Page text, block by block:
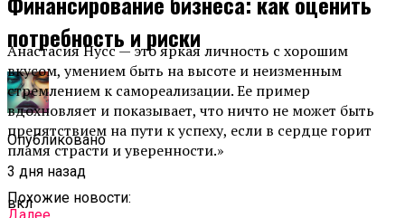
Анастасия Нусс — это яркая личность с хорошим
вкусом, умением быть на высоте и неизменным
стремлением к самореализации. Ее пример
вдохновляет и показывает, что ничто не может быть
препятствием на пути к успеху, если в сердце горит
пламя страсти и уверенности.»
Похожие новости:
потребность и риски
Опубликовано
3 дня назад
вкл